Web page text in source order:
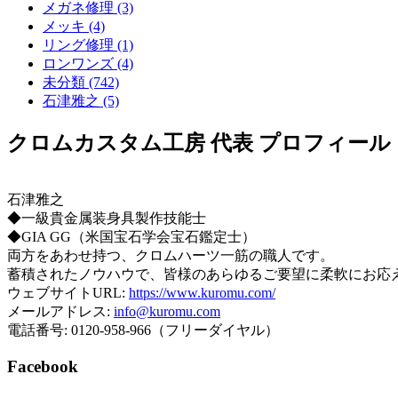
メガネ修理 (3)
メッキ (4)
リング修理 (1)
ロンワンズ (4)
未分類 (742)
石津雅之 (5)
クロムカスタム工房 代表 プロフィール
石津雅之
◆一級貴金属装身具製作技能士
◆GIA GG（米国宝石学会宝石鑑定士）
両方をあわせ持つ、クロムハーツ一筋の職人です。
蓄積されたノウハウで、皆様のあらゆるご要望に柔軟にお応
ウェブサイトURL: https://www.kuromu.com/
メールアドレス: info@kuromu.com
電話番号: 0120-958-966（フリーダイヤル）
Facebook